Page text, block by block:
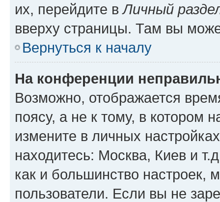
их, перейдите вЛичный
вверху страницы. Там вы
Вернуться к началу
На конференции
Возможно, отображается
поясу, а не к тому, в котором
измените в личных
находитесь: Москва, Киев и
как и большинство настроек,
пользователи. Если вы не